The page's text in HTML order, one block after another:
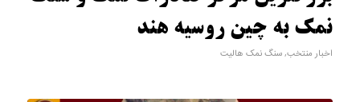
نمک به چین روسیه هند
اخبار منتخب, سنگ نمک هالیت